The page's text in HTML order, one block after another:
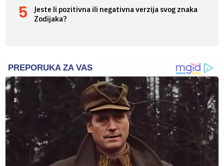
Jeste li pozitivna ili negativna verzija svog znaka
Zodijaka?